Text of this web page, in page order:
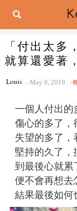
「付出太多
就算還愛著
Louis May 8, 2019
一個人付出的
傷心的多了，
失望的多了，
堅持的久了，
到最後心就累
便不會再想去
結果最後如何